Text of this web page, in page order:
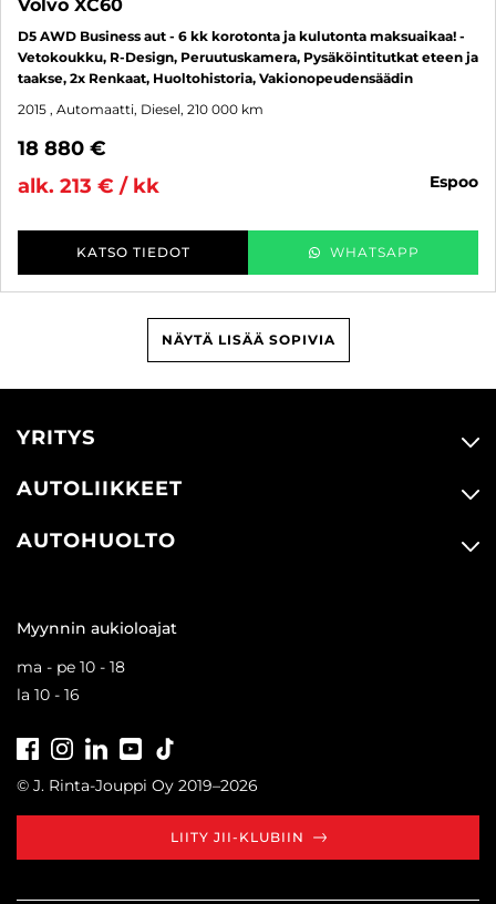
Volvo XC60
D5 AWD Business aut - 6 kk korotonta ja kulutonta maksuaikaa! -
Vetokoukku, R-Design, Peruutuskamera, Pysäköintitutkat eteen ja
taakse, 2x Renkaat, Huoltohistoria, Vakionopeudensäädin
2015 , Automaatti, Diesel, 210 000 km
18 880 €
alk. 213 € / kk
espoo
KATSO TIEDOT WHATSAPP
NÄYTÄ LISÄÄ SOPIVIA
YRITYS
AUTOLIIKKEET
AUTOHUOLTO
Myynnin aukioloajat
ma - pe 10 - 18
la 10 - 16
FacebookInstagramLinkedInYoutube
© J. Rinta-Jouppi Oy 2019–2026
LIITY JII-KLUBIIN